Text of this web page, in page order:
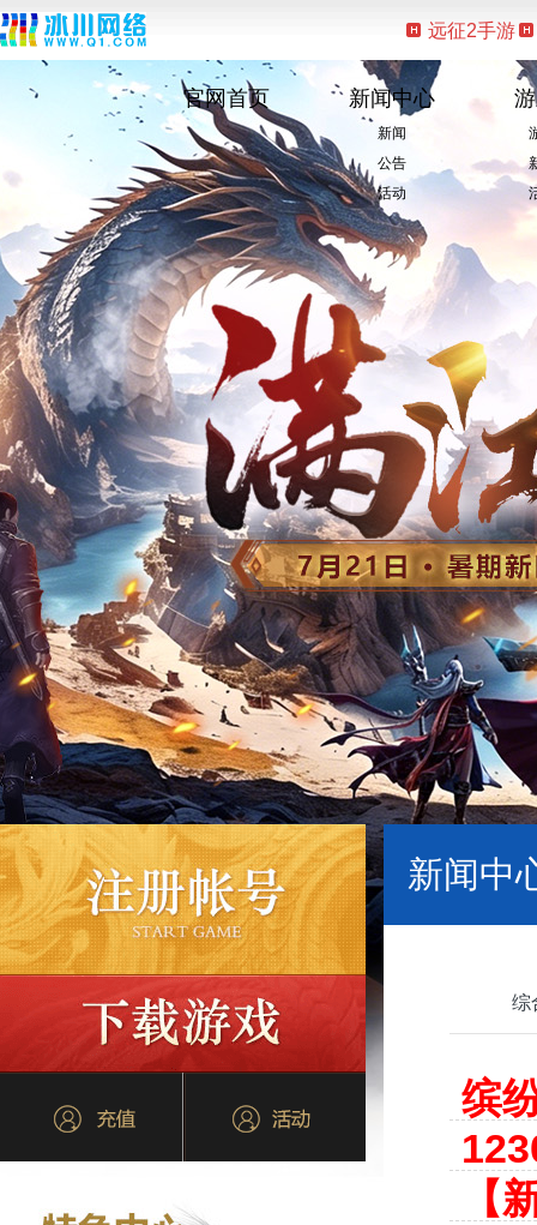
远征2手游
官网首页 新闻中心
新闻
公告
活动
新闻中
综
缤
【